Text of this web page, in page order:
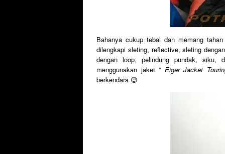
Bahanya cukup tebal dan memang
dilengkapi sleting, reflective, sleting
dengan loop, pelindung pundak, siku,
menggunakan jaket ” Eiger Jacket
berkendara 😉